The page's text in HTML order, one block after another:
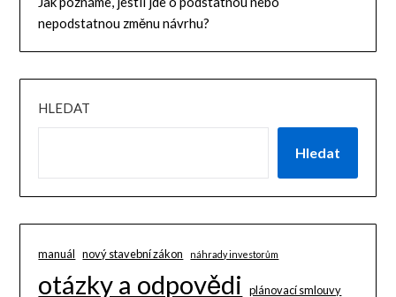
nepodstatnou změnu návrhu?
HLEDAT
Hledat
manuál nový stavební zákon náhrady investorům
otázky a odpovědi plánovací smlouvy